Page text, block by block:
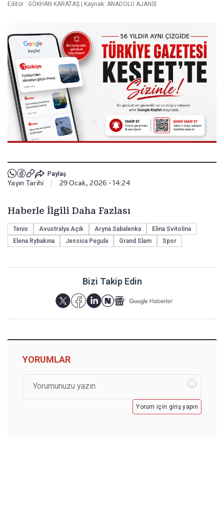
Editör : GÖKHAN KARATAŞ Kaynak: ANADOLU AJANSI
Paylaş
Yayın Tarihi 29 Ocak, 2026 - 14:24
Haberle İlgili Daha Fazlası
Tenis Avustralya Açık Aryna Sabalenka
Elina Svitolina
Elena Rybakına
Jessica Pegula Grand Slam Spor
Bizi Takip Edin
YORUMLAR
Yorum için giriş yapın